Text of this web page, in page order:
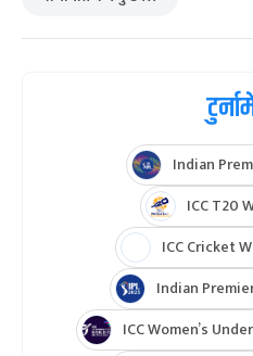
Indian
ICC T20
ICC Cricket
Indian
ICC Women’s